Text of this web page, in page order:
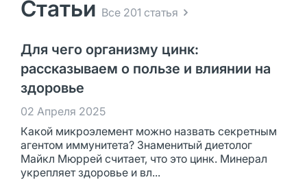
Статьи Все 201 статья
Для чего организму цинк:
рассказываем о пользе и влиянии на
здоровье
02 Апреля 2025
Какой микроэлемент можно назвать секретным
агентом иммунитета? Знаменитый диетолог
Майкл Мюррей считает, что это цинк. Минерал
укрепляет здоровье и вл...